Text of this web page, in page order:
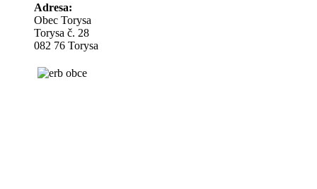
Adresa:
Obec Torysa
Torysa č. 28
082 76 Torysa